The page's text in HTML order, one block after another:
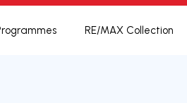
RE/MAX Collection